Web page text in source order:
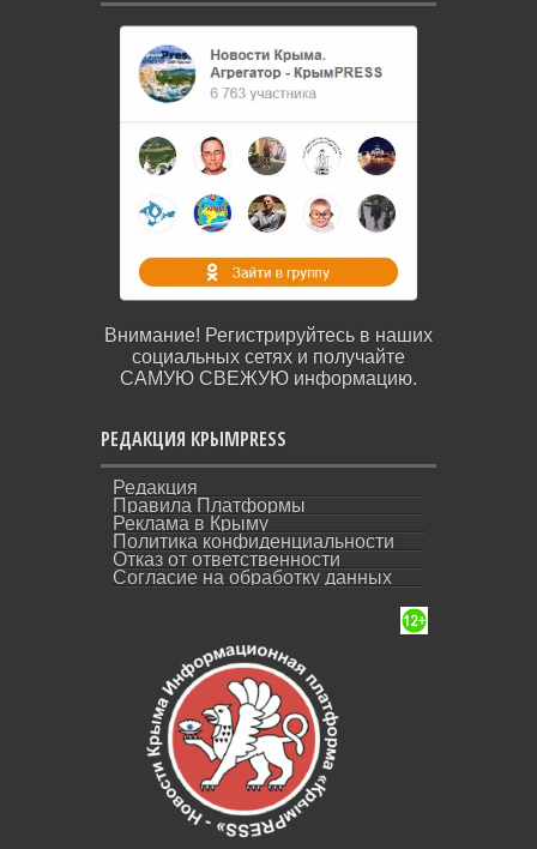
Внимание! Регистрируйтесь в наших
социальных сетях и получайте
САМУЮ СВЕЖУЮ информацию.
РЕДАКЦИЯ КРЫМPRESS
Редакция
Правила Платформы
Реклама в Крыму
Политика конфиденциальности
Отказ от ответственности
Согласие на обработку данных